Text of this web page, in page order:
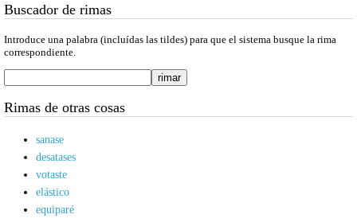
Buscador de rimas
Introduce una palabra (incluídas las tildes) para que el sistema busque la rima
correspondiente.
Rimas de otras cosas
sanase
desatases
votaste
elástico
equiparé